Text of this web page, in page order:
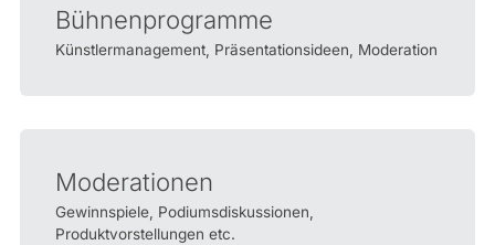
Bühnenprogramme
Künstlermanagement, Präsentationsideen, Moderation
Moderationen
Gewinnspiele, Podiumsdiskussionen,
Produktvorstellungen etc.